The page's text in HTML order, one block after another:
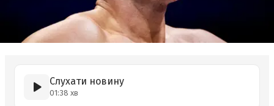
Слухати новину
01:38 хв